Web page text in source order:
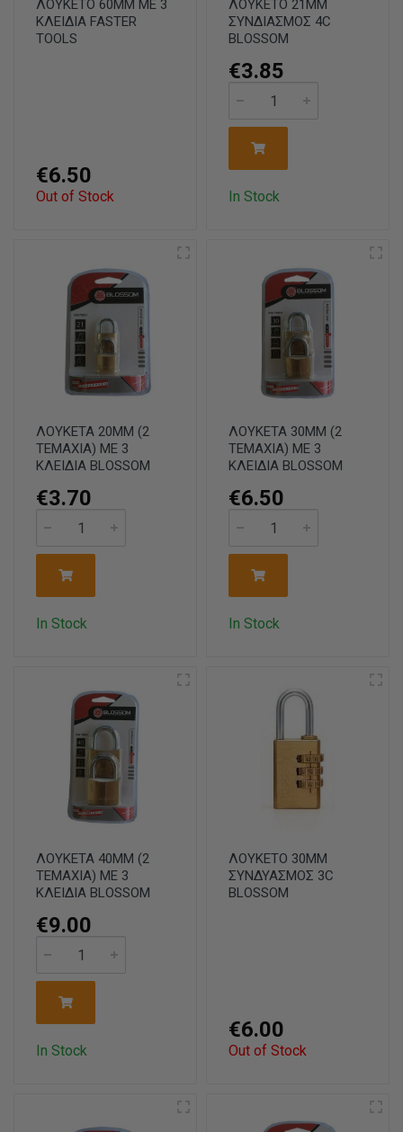
ΛΟΥΚΕΤΟ 60ΜΜ ΜΕ 3
ΚΛΕΙΔΙΑ FASTER
TOOLS
€6.50
Out of Stock
ΛΟΥΚΕΤΟ 21ΜΜ
ΣΥΝΔΙΑΣΜΟΣ 4C
BLOSSOM
€3.85
In Stock
ΛΟΥΚΕΤΑ 20ΜΜ (2
ΤΕΜΑΧΙΑ) ΜΕ 3
ΚΛΕΙΔΙΑ BLOSSOM
€3.70
In Stock
ΛΟΥΚΕΤΑ 30ΜΜ (2
ΤΕΜΑΧΙΑ) ΜΕ 3
ΚΛΕΙΔΙΑ BLOSSOM
€6.50
In Stock
ΛΟΥΚΕΤΑ 40ΜΜ (2
ΤΕΜΑΧΙΑ) ΜΕ 3
ΚΛΕΙΔΙΑ BLOSSOM
€9.00
In Stock
ΛΟΥΚΕΤΟ 30ΜΜ
ΣΥΝΔΥΑΣΜΟΣ 3C
BLOSSOM
€6.00
Out of Stock